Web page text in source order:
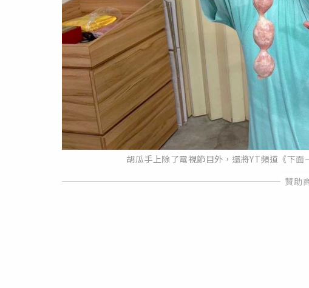
胡瓜手上除了電視節目外，還將YT頻道《下面